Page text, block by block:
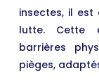
insectes, il est
lutte. Cette
barrières
pièges,